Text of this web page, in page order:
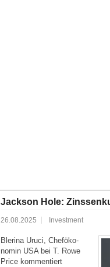
Jackson Hole:
26.08.2025 Investment
Blerina Uruci, Chef­öko­
nomin USA bei T. Rowe
Price kommentiert